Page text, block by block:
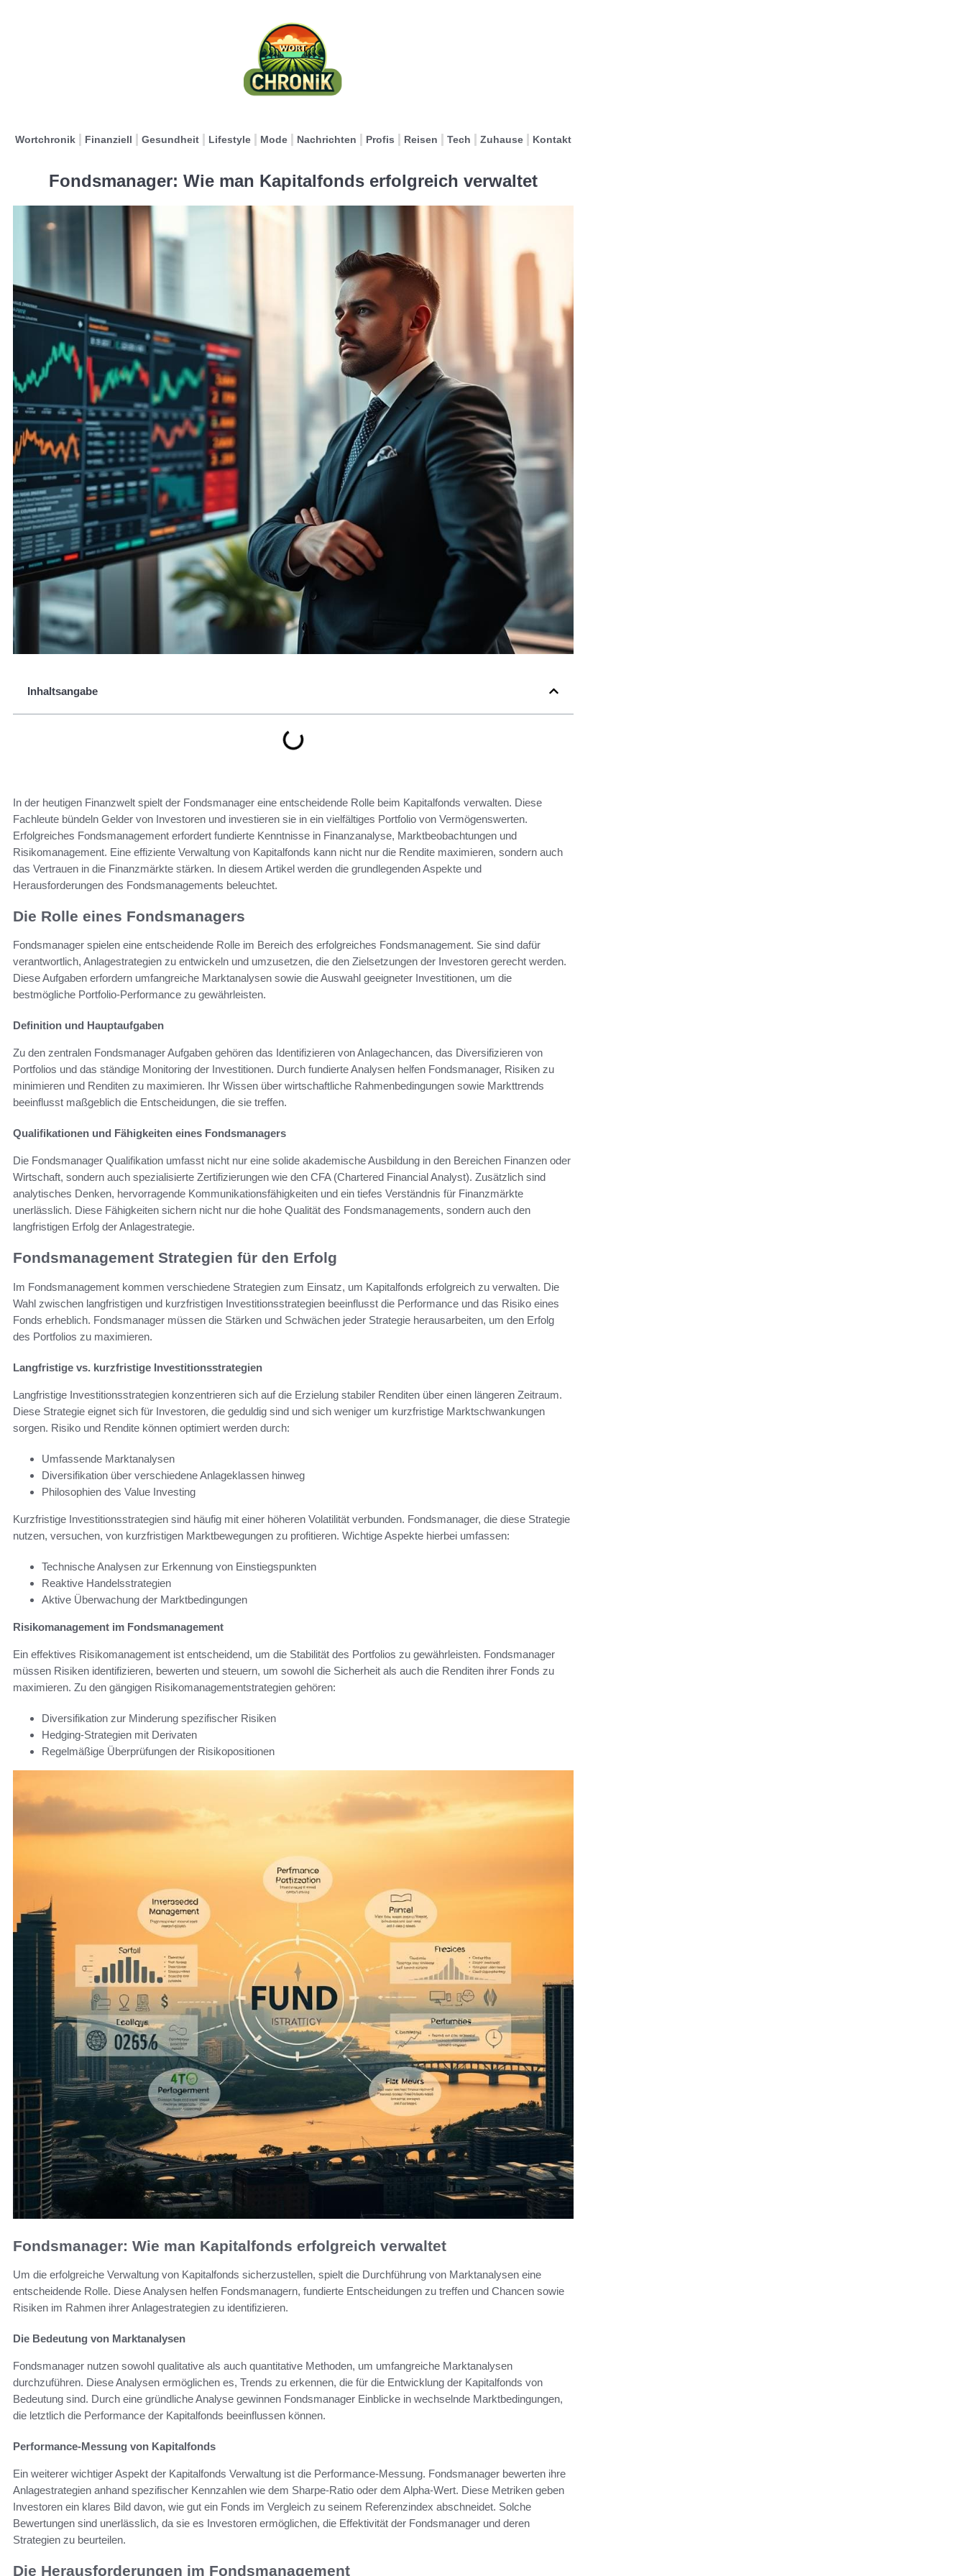
Wortchronik Finanziell Gesundheit Lifestyle Mode Nachrichten Profis Reisen Tech Zuhause Kontakt
Fondsmanager: Wie man Kapitalfonds erfolgreich verwaltet
Inhaltsangabe
In der heutigen Finanzwelt spielt der Fondsmanager eine entscheidende Rolle beim Kapitalfonds verwalten. Diese
Fachleute bündeln Gelder von Investoren und investieren sie in ein vielfältiges Portfolio von Vermögenswerten.
Erfolgreiches Fondsmanagement erfordert fundierte Kenntnisse in Finanzanalyse, Marktbeobachtungen und
Risikomanagement. Eine effiziente Verwaltung von Kapitalfonds kann nicht nur die Rendite maximieren, sondern auch
das Vertrauen in die Finanzmärkte stärken. In diesem Artikel werden die grundlegenden Aspekte und
Herausforderungen des Fondsmanagements beleuchtet.
Die Rolle eines Fondsmanagers
Fondsmanager spielen eine entscheidende Rolle im Bereich des erfolgreiches Fondsmanagement. Sie sind dafür
verantwortlich, Anlagestrategien zu entwickeln und umzusetzen, die den Zielsetzungen der Investoren gerecht werden.
Diese Aufgaben erfordern umfangreiche Marktanalysen sowie die Auswahl geeigneter Investitionen, um die
bestmögliche Portfolio-Performance zu gewährleisten.
Definition und Hauptaufgaben
Zu den zentralen Fondsmanager Aufgaben gehören das Identifizieren von Anlagechancen, das Diversifizieren von
Portfolios und das ständige Monitoring der Investitionen. Durch fundierte Analysen helfen Fondsmanager, Risiken zu
minimieren und Renditen zu maximieren. Ihr Wissen über wirtschaftliche Rahmenbedingungen sowie Markttrends
beeinflusst maßgeblich die Entscheidungen, die sie treffen.
Qualifikationen und Fähigkeiten eines Fondsmanagers
Die Fondsmanager Qualifikation umfasst nicht nur eine solide akademische Ausbildung in den Bereichen Finanzen oder
Wirtschaft, sondern auch spezialisierte Zertifizierungen wie den CFA (Chartered Financial Analyst). Zusätzlich sind
analytisches Denken, hervorragende Kommunikationsfähigkeiten und ein tiefes Verständnis für Finanzmärkte
unerlässlich. Diese Fähigkeiten sichern nicht nur die hohe Qualität des Fondsmanagements, sondern auch den
langfristigen Erfolg der Anlagestrategie.
Fondsmanagement Strategien für den Erfolg
Im Fondsmanagement kommen verschiedene Strategien zum Einsatz, um Kapitalfonds erfolgreich zu verwalten. Die
Wahl zwischen langfristigen und kurzfristigen Investitionsstrategien beeinflusst die Performance und das Risiko eines
Fonds erheblich. Fondsmanager müssen die Stärken und Schwächen jeder Strategie herausarbeiten, um den Erfolg
des Portfolios zu maximieren.
Langfristige vs. kurzfristige Investitionsstrategien
Langfristige Investitionsstrategien konzentrieren sich auf die Erzielung stabiler Renditen über einen längeren Zeitraum.
Diese Strategie eignet sich für Investoren, die geduldig sind und sich weniger um kurzfristige Marktschwankungen
sorgen. Risiko und Rendite können optimiert werden durch:
Umfassende Marktanalysen
Diversifikation über verschiedene Anlageklassen hinweg
Philosophien des Value Investing
Kurzfristige Investitionsstrategien sind häufig mit einer höheren Volatilität verbunden. Fondsmanager, die diese Strategie
nutzen, versuchen, von kurzfristigen Marktbewegungen zu profitieren. Wichtige Aspekte hierbei umfassen:
Technische Analysen zur Erkennung von Einstiegspunkten
Reaktive Handelsstrategien
Aktive Überwachung der Marktbedingungen
Risikomanagement im Fondsmanagement
Ein effektives Risikomanagement ist entscheidend, um die Stabilität des Portfolios zu gewährleisten. Fondsmanager
müssen Risiken identifizieren, bewerten und steuern, um sowohl die Sicherheit als auch die Renditen ihrer Fonds zu
maximieren. Zu den gängigen Risikomanagementstrategien gehören:
Diversifikation zur Minderung spezifischer Risiken
Hedging-Strategien mit Derivaten
Regelmäßige Überprüfungen der Risikopositionen
Fondsmanager: Wie man Kapitalfonds erfolgreich verwaltet
Um die erfolgreiche Verwaltung von Kapitalfonds sicherzustellen, spielt die Durchführung von Marktanalysen eine
entscheidende Rolle. Diese Analysen helfen Fondsmanagern, fundierte Entscheidungen zu treffen und Chancen sowie
Risiken im Rahmen ihrer Anlagestrategien zu identifizieren.
Die Bedeutung von Marktanalysen
Fondsmanager nutzen sowohl qualitative als auch quantitative Methoden, um umfangreiche Marktanalysen
durchzuführen. Diese Analysen ermöglichen es, Trends zu erkennen, die für die Entwicklung der Kapitalfonds von
Bedeutung sind. Durch eine gründliche Analyse gewinnen Fondsmanager Einblicke in wechselnde Marktbedingungen,
die letztlich die Performance der Kapitalfonds beeinflussen können.
Performance-Messung von Kapitalfonds
Ein weiterer wichtiger Aspekt der Kapitalfonds Verwaltung ist die Performance-Messung. Fondsmanager bewerten ihre
Anlagestrategien anhand spezifischer Kennzahlen wie dem Sharpe-Ratio oder dem Alpha-Wert. Diese Metriken geben
Investoren ein klares Bild davon, wie gut ein Fonds im Vergleich zu seinem Referenzindex abschneidet. Solche
Bewertungen sind unerlässlich, da sie es Investoren ermöglichen, die Effektivität der Fondsmanager und deren
Strategien zu beurteilen.
Die Herausforderungen im Fondsmanagement